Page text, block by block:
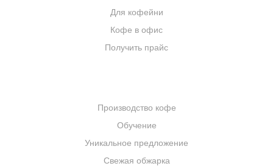
Для кофейни
Кофе в офис
Получить прайс
Производство кофе
Обучение
Уникальное предложение
Свежая обжарка